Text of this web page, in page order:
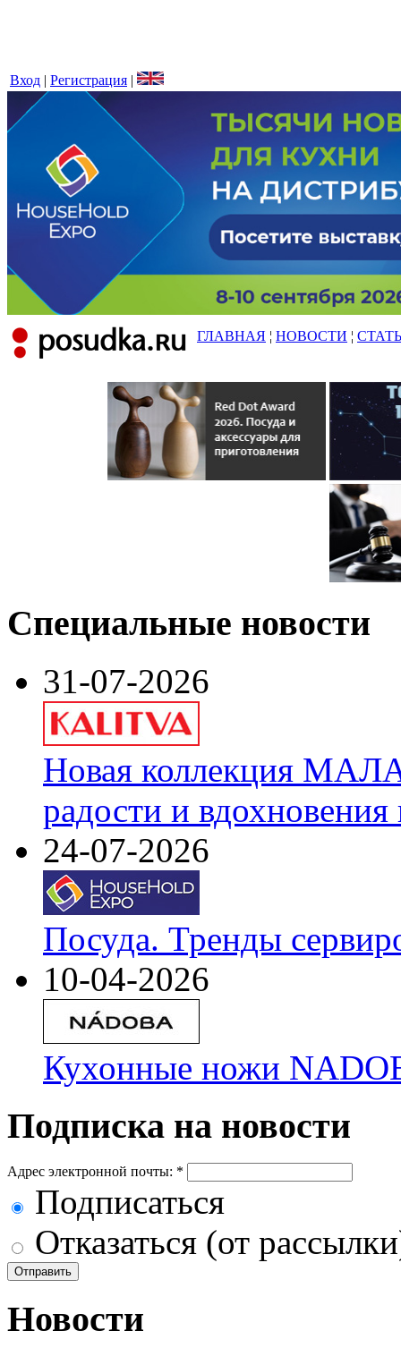
Вход | Регистрация |
ГЛАВНАЯ ¦ НОВОСТИ ¦
Специальные новости
31-07-2026
Новая коллекция
радости и
24-07-2026
Посуда. Тренды
10-04-2026
Кухонные ножи
Подписка на новости
Адрес электронной почты: *
Подписаться
Отказаться (от
Новости